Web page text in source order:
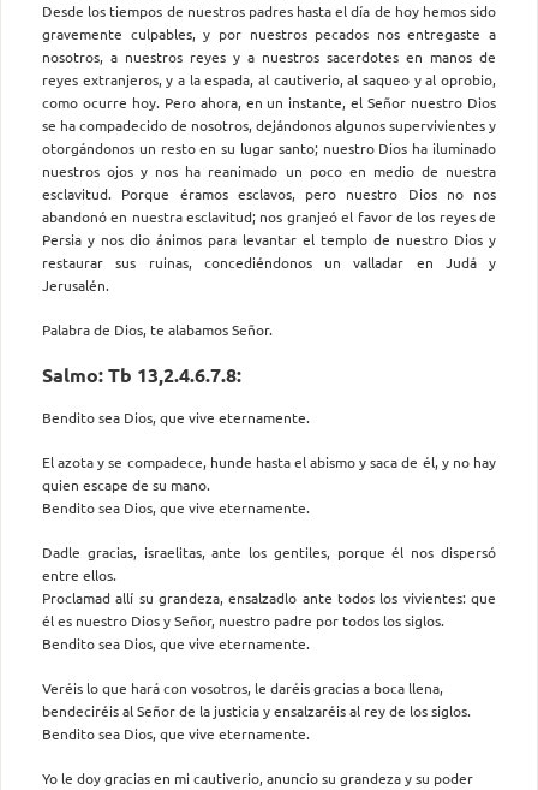
Desde los tiempos de nuestros padres hasta el día de hoy hemos sido
gravemente culpables, y por nuestros pecados nos entregaste a
nosotros, a nuestros reyes y a nuestros sacerdotes en manos de
reyes extranjeros, y a la espada, al cautiverio, al saqueo y al oprobio,
como ocurre hoy. Pero ahora, en un instante, el Señor nuestro Dios
se ha compadecido de nosotros, dejándonos algunos supervivientes y
otorgándonos un resto en su lugar santo; nuestro Dios ha iluminado
nuestros ojos y nos ha reanimado un poco en medio de nuestra
esclavitud. Porque éramos esclavos, pero nuestro Dios no nos
abandonó en nuestra esclavitud; nos granjeó el favor de los reyes de
Persia y nos dio ánimos para levantar el templo de nuestro Dios y
restaurar sus ruinas, concediéndonos un valladar en Judá y
Jerusalén.
Palabra de Dios, te alabamos Señor.
Salmo: Tb 13,2.4.6.7.8:
Bendito sea Dios, que vive eternamente.
El azota y se compadece, hunde hasta el abismo y saca de él, y no hay
quien escape de su mano.
Bendito sea Dios, que vive eternamente.
Dadle gracias, israelitas, ante los gentiles, porque él nos dispersó
entre ellos.
Proclamad allí su grandeza, ensalzadlo ante todos los vivientes: que
él es nuestro Dios y Señor, nuestro padre por todos los siglos.
Bendito sea Dios, que vive eternamente.
Veréis lo que hará con vosotros, le daréis gracias a boca llena,
bendeciréis al Señor de la justicia y ensalzaréis al rey de los siglos.
Bendito sea Dios, que vive eternamente.
Yo le doy gracias en mi cautiverio, anuncio su grandeza y su poder